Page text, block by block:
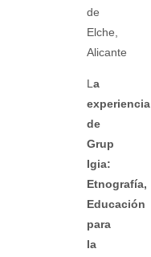
de
Elche,
Alicante
L a
experiencia
de
Grup
Igia:
Etnografía,
Educación
para
la